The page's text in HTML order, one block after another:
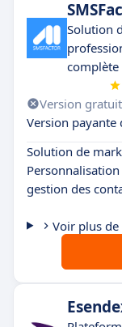
Solution
complète
Version
Version payante
Solution de
gestion des
Voir plus